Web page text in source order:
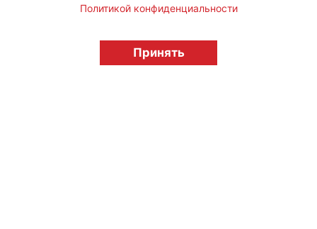
licensingrussia.ru, 2009-2026 12+
Политикой конфиденциальности
Принять